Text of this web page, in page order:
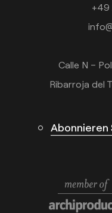
+49
Calle N –
Ribarroja del
Abonnieren